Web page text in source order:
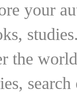
your
the